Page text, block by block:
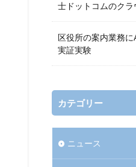
士ドットコムのクラ
区役所の案内業務
実証実験
カテゴリー
ニュース